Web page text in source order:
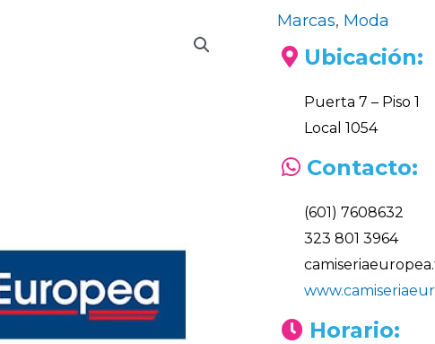
Marcas, Moda
Ubicación:
Puerta 7 – Piso 1
Local 1054
Contacto:
(601) 7608632
323 801 3964
Horario: